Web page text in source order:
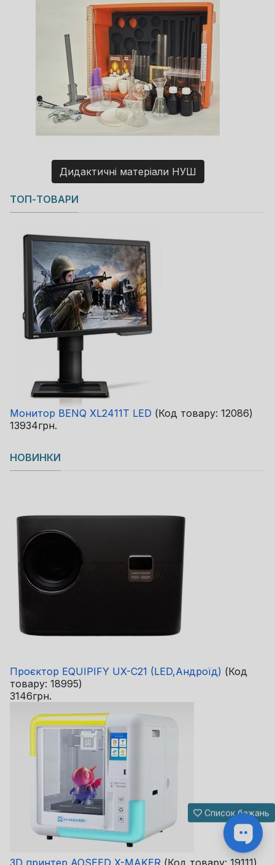
Дидактичні матеріали НУШ
Copyright MAXXmarketing GmbH
JoomShopping Download & Support
ТОП-ТОВАРИ
Монитор BENQ XL2411T LED (Код товару: 12086)
13934грн.
НОВИНКИ
Проєктор EQUIPIFY UX-C21 (LED,Андроїд) (Код
товару: 18995)
3146грн.
3D принтер AOSEED X-MAKER (Код товару: 19111)
Список бажань